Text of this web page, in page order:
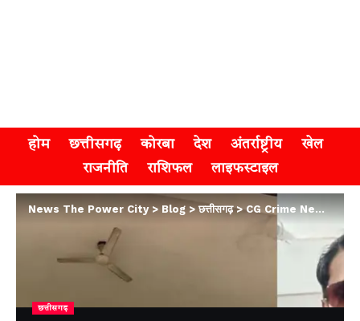
होम छत्तीसगढ़ कोरबा देश अंतर्राष्ट्रीय
खेल
राजनीति
राशिफल लाइफस्टाइल
News The Power City> Blog>छत्तीसगढ़>CG Crime News : शिक्षा के नाम पर घिनौना कृत्य’ 10वीं की छात्रा को घर बुलाकर दुष्कर्म का प्रयास, आरोपी गिरफ्तार
छत्तीसगढ़